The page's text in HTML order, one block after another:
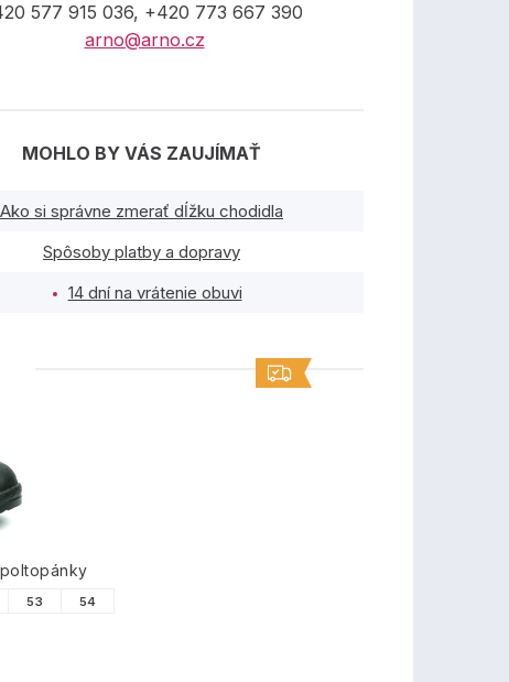
577 915 036, +420 773 667 390
arno@arno.cz
MOHLO BY VÁS ZAUJÍMAŤ
Ako si správne zmerať dĺžku chodidla
Spôsoby platby a dopravy
14 dní na vrátenie obuvi
53 54